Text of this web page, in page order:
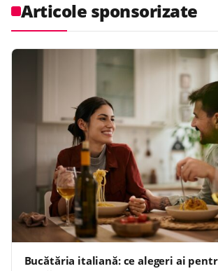
Articole sponsorizate
Bucătăria italiană: ce alegeri ai